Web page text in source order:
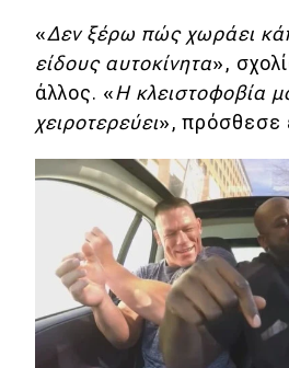
Χρηστικά
Συμβουλές
ΚΤΕΟ
Οδική βοήθεια
eDRIVE
DRIVE USED
«Δεν ξέρω πώς χωράει
είδους αυτοκίνητα»,
άλλος. «Η κλειστοφοβία
χειροτερεύει», πρόσθεσε